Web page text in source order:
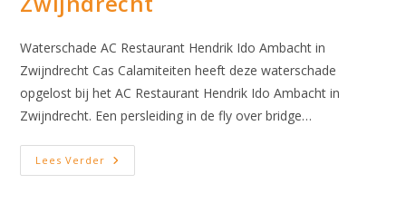
Waterschade AC Restaurant Hendrik Ido Ambacht in
Zwijndrecht Cas Calamiteiten heeft deze waterschade
opgelost bij het AC Restaurant Hendrik Ido Ambacht in
Zwijndrecht. Een persleiding in de fly over bridge…
Lees Verder Waterschade
AC